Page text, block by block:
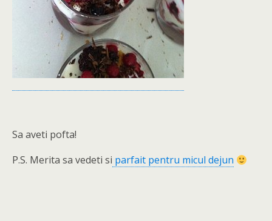
Sa aveti pofta!
P.S. Merita sa vedeti si parfait pentru micul dejun